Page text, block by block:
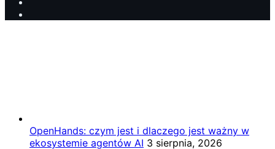
OpenHands: czym jest i dlaczego jest ważny w
ekosystemie agentów AI 3 sierpnia, 2026